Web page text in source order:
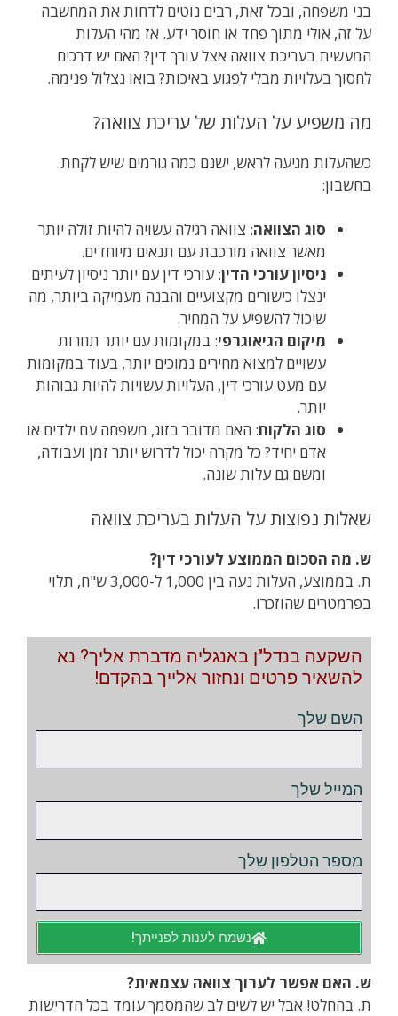
בני משפחה, ובכל זאת, רבים נוטים לדחות את המחשבה
על זה, אולי מתוך פחד או חוסר ידע. אז מהי העלות
המעשית בעריכת צוואה אצל עורך דין? האם יש דרכים
לחסוך בעלויות מבלי לפגוע באיכות? בואו נצלול פנימה.
מה משפיע על העלות של עריכת צוואה?
כשהעלות מגיעה לראש, ישנם כמה גורמים שיש לקחת
בחשבון:
סוג הצוואה: צוואה רגילה עשויה להיות זולה יותר
מאשר צוואה מורכבת עם תנאים מיוחדים.
ניסיון עורכי הדין: עורכי דין עם יותר ניסיון לעיתים
ינצלו כישורים מקצועיים והבנה מעמיקה ביותר, מה
שיכול להשפיע על המחיר.
מיקום הגיאוגרפי: במקומות עם יותר תחרות
עשויים למצוא מחירים נמוכים יותר, בעוד במקומות
עם מעט עורכי דין, העלויות עשויות להיות גבוהות
יותר.
סוג הלקוח: האם מדובר בזוג, משפחה עם ילדים או
אדם יחיד? כל מקרה יכול לדרוש יותר זמן ועבודה,
ומשם גם עלות שונה.
שאלות נפוצות על העלות בעריכת צוואה
ש. מה הסכום הממוצע לעורכי דין?
ת. בממוצע, העלות נעה בין 1,000 ל-3,000 ש"ח, תלוי
בפרמטרים שהוזכרו.
השקעה בנדל"ן באנגליה מדברת אליך? נא
להשאיר פרטים ונחזור אלייך בהקדם!
השם שלך
המייל שלך
מספר הטלפון שלך
נשמח לענות לפנייתך!
ש. האם אפשר לערוך צוואה עצמאית?
ת. בהחלט! אבל יש לשים לב שהמסמך עומד בכל הדרישות